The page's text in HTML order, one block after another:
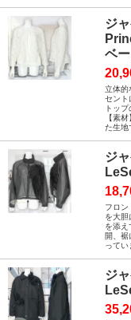
ジ
ベ
立体的
セント
トッ
【素
た生地
ジ
フロン
を大胆
を添え
開、裾
ってい
ジ